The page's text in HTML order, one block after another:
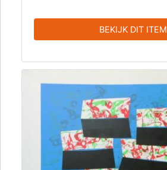
BEKIJK DIT ITEM